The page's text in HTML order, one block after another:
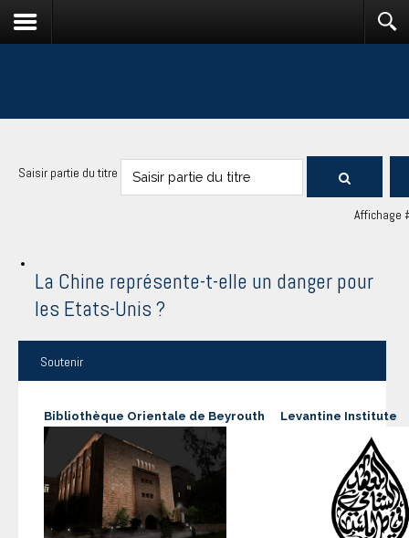
Saisir partie du titre
Affichage
La Chine représente-t-elle un danger pour
les Etats-Unis ?
Soutenir
Bibliothèque Orientale de Beyrouth Levantine Institute